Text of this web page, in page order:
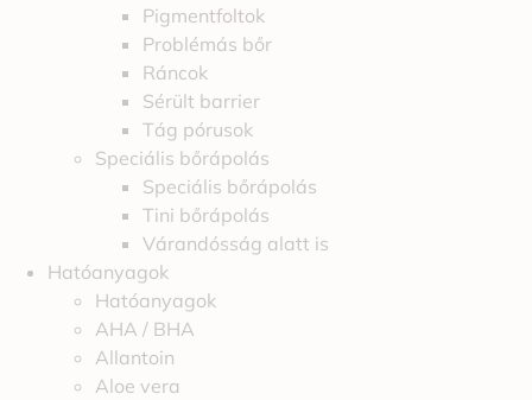
Pigmentfoltok
Problémás bőr
Ráncok
Sérült barrier
Tág pórusok
Speciális bőrápolás
Speciális bőrápolás
Tini bőrápolás
Várandósság alatt is
Hatóanyagok
Hatóanyagok
AHA / BHA
Allantoin
Aloe vera